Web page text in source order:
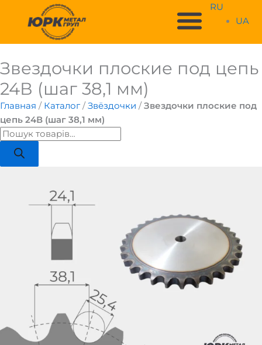
содержимому
RU
UA
Звездочки плоские под цепь
24В (шаг 38,1 мм)
Главная / Каталог / Звёздочки / Звездочки плоские под
цепь 24В (шаг 38,1 мм)
Поиск